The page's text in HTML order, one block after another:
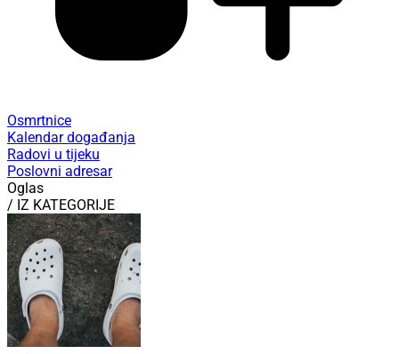
Osmrtnice
Kalendar događanja
Radovi u tijeku
Poslovni adresar
Oglas
/ IZ KATEGORIJE